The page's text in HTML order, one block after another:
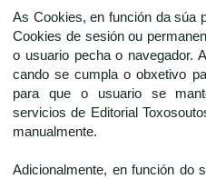
As Cookies, en función da súa
Cookies de sesión ou
o usuario pecha o navegador.
cando se cumpla o obxetivo
para que o usuario se
servicios de Editorial
manualmente.
Adicionalmente, en función do